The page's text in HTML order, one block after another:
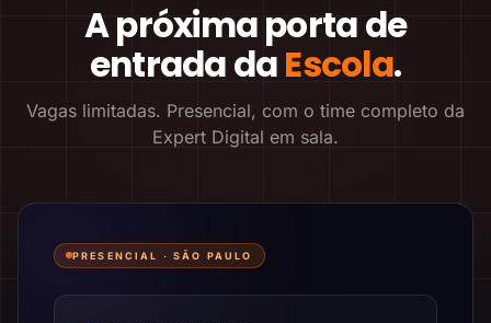
A próxima porta de
entrada daEscola.
Vagas limitadas. Presencial, com o time completo da
Expert Digital em sala.
PRESENCIAL ·SÃO PAULO